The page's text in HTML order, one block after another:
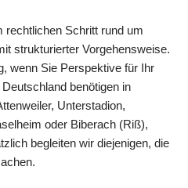
rechtlichen Schritt rund um
strukturierter Vorgehensweise.
wenn Sie Perspektive für Ihr
benötigen in
Unterstadion,
oder Biberach (Riß),
begleiten wir diejenigen, die